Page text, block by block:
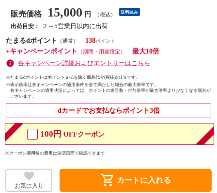
販売価格 15,000 円 （税込） 送料込み
出荷目安：
２～5営業日以内に出荷
たまるdポイント
（通常）
138
+キャンペーンポイント
（期間・用途限定）
最大10倍
各キャンペーン詳細およびエントリーはこちら
※たまるdポイントはポイント支払を除く商品代金(税抜)の1％です。
※表示倍率は各キャンペーンの適用条件を全て満たした場合の最大倍率です。
各キャンペーンの適用状況によっては、ポイントの進呈数・付与倍率が最大倍率より少なくなる場合が
ございます。
dカードでお支払ならポイント3倍
100円 OFFクーポン
※クーポン適用後の費用は決済画面で確認できます
お気に入り shopping_cart カートに入れる